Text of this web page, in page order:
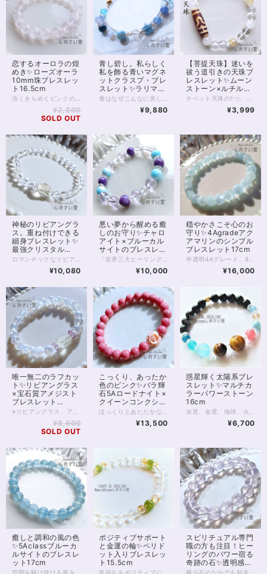
恋するオーロラの煌
めき✨ローズオーラ
10mm珠ブレスレッ
ト16.5cm
¥2,800
SOLD OUT
青し碧し。私らしく
私を飾る青いマグネ
ットクラスプ・ブレ
スレット✨ラリマー
他17cm
¥9,880
【菩提天珠】迷いを
祓う道引きの天珠ブ
レスレット✨ムーン
ストーン×ルチルク
ォーツ17.5cm
¥3,999
神秘のリビアングラ
ス。重ね付けできる
細身ブレスレット✨
最強クリスタル
17.5cm
¥10,080
悪い夢から醒める癒
しのお守り✨チャロ
アイト×ブルーカル
サイトのブレスレッ
ト15cm
¥10,000
穏やかさこそ心のお
守り✨4Agradeアク
アマリンのシンプル
ブレスレット17cm
¥16,000
唯一無二のラフカッ
ト✨リビアングラス
×宝石質アメジスト
ブレスレット
16.5cm
¥8,600
SOLD OUT
こっくり、あったか
色のピンク✨バラ輝
石5Aロードナイト×
クイーンコンクシェ
ルブレスレット
¥13,500
惑星輝く太陽系ブレ
スレット✨マルチカ
ラーパワーストーン
16cm
¥6,700
癒しと調和の風の色
✨5Aclassブルーカ
ルサイトのブレスレ
ット17cm
ポジティブサポート
と金運の輪✨ペリド
ット入りブレスレッ
ト15.5cm
スピリチュアル専門
職の方も注目！ヒー
リングのパワー宿る
奇跡の石✨透明感抜
群4Aclassスコロラ